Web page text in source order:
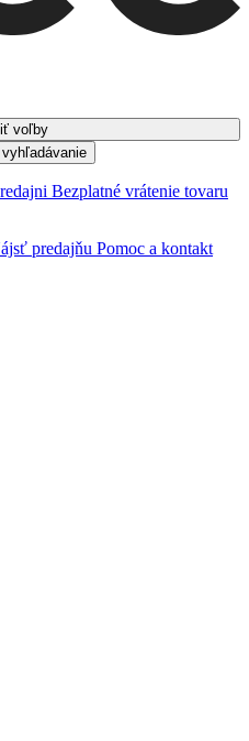
voľby
Bezplatné vrátenie tovaru
predajňu Pomoc a kontakt